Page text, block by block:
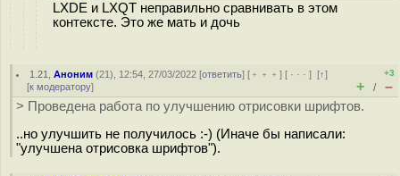
LXDE и LXQT неправильно сравнивать в этом
контексте. Это же мать и дочь
1.21 ,Аноним (21), 12:54, 27/03/2022 [ответить] [ ﹢﹢﹢] [ · · ·][↑]
[к модератору]
+3
+ / –
> Проведена работа по улучшению отрисовки шрифтов.
..но улучшить не получилось :-) (Иначе бы написали:
"улучшена отрисовка шрифтов").